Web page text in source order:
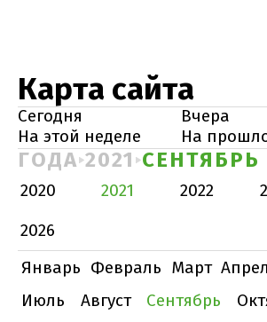
Карта сайта
Сегодня
Вчера
На этой неделе
На
ГОДА 2021 СЕНТЯБРЬ
2020 2021 2022
2026
Январь Февраль Март
Июль
Август Сентябрь